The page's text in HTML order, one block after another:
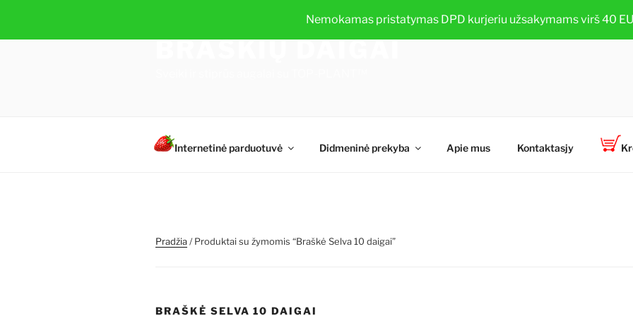
Nemokamas pristatymas DPD kurjeriu užsakymams virš 40
turinio
BRAŠKIŲ DAIGAI
Internetinė parduotuvė Didmeninė prekyba Apie mus Kontaktasjy
Pradžia/ Produktai su žymomis “Braškė Selva 10 daigai”
BRAŠKĖ SELVA 10 DAIGAI